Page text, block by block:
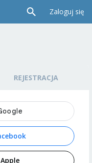
Zaloguj się
REJESTRACJA